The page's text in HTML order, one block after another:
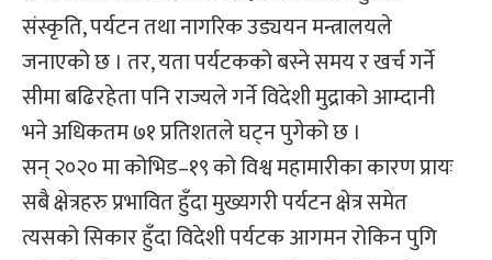
संस्कृति, पर्यटन तथा नागरिक उड्ययन मन्त्रालयले
जनाएको छ । तर, यता पर्यटकको बस्ने समय र खर्च गर्ने
सीमा बढिरहेता पनि राज्यले गर्ने विदेशी मुद्राको आम्दानी
भने अधिकतम ७१ प्रतिशतले घट्न पुगेको छ ।
सन् २०२० मा कोभिड–१९ को विश्व महामारीका कारण प्रायः
सबै क्षेत्रहरु प्रभावित हुँदा मुख्यगरी पर्यटन क्षेत्र समेत
त्यसको सिकार हुँदा विदेशी पर्यटक आगमन रोकिन पुगि